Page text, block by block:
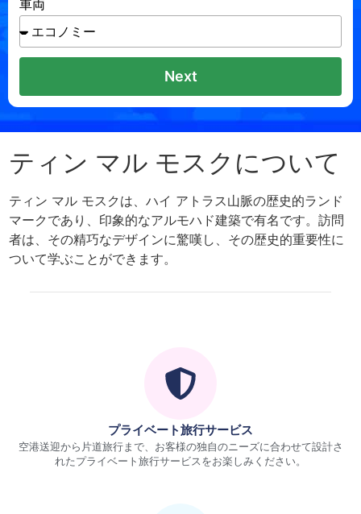
車両
Next
ティン マル モスクについて
ティン マル モスクは、ハイ アトラス山脈の歴史的ランド
マークであり、印象的なアルモハド建築で有名です。訪問
者は、その精巧なデザインに驚嘆し、その歴史的重要性に
ついて学ぶことができます。
プライベート旅行サービス
空港送迎から片道旅行まで、お客様の独自のニーズに合わせて設計さ
れたプライベート旅行サービスをお楽しみください。